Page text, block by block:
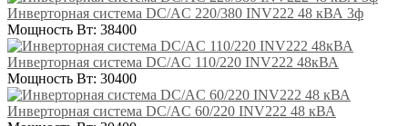
Инверторная система DC/AC 220/380 INV222 48 кВА 3ф
Мощность Вт: 38400
Инверторная система DC/AC 110/220 INV222 48кВА
Мощность Вт: 30400
Инверторная система DC/AC 60/220 INV222 48 кВА